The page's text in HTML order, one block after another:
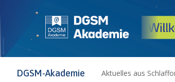
DGSM-Akademie Aktuelles aus